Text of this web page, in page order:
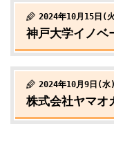
2024年10月15日(
神戸大学イノベ
2024年10月9日(
株式会社ヤマオ